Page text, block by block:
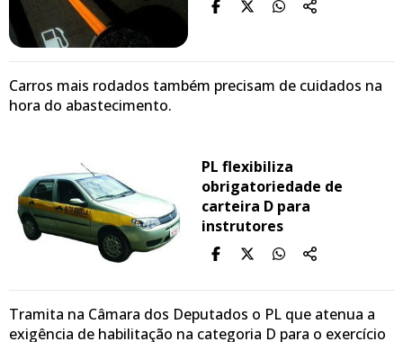
Carros mais rodados também precisam de cuidados na
hora do abastecimento.
PL flexibiliza
obrigatoriedade de
carteira D para
instrutores
Tramita na Câmara dos Deputados o PL que atenua a
exigência de habilitação na categoria D para o exercício